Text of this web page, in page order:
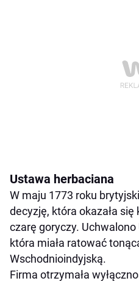
Ustawa herbaciana
W maju 1773 roku
decyzję, która okazała się
czarę goryczy.
która miała ratować
Wschodnioindyjską.
Firma otrzymała